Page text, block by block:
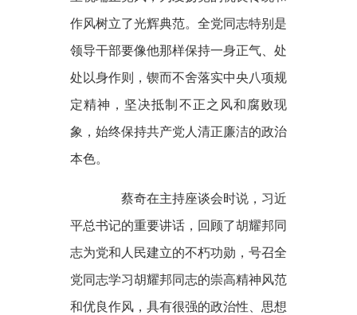
作风树立了光辉典范。全党同志特别是
领导干部要像他那样保持一身正气、处
处以身作则，锲而不舍落实中央八项规
定精神，坚决抵制不正之风和腐败现
象，始终保持共产党人清正廉洁的政治
本色。
蔡奇在主持座谈会时说，习近
平总书记的重要讲话，回顾了胡耀邦同
志为党和人民建立的不朽功勋，号召全
党同志学习胡耀邦同志的崇高精神风范
和优良作风，具有很强的政治性、思想